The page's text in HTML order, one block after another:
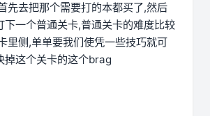
先去把那个需要打的本都买了,然后
下一个普通关卡,普通关卡的难度比较
里侧,单单要我们使凭一些技巧就可
掉这个关卡的这个brag